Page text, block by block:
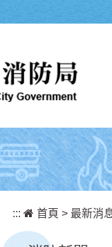
::: 首頁 > 最新消